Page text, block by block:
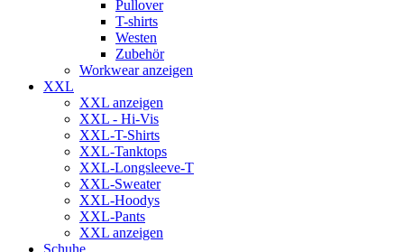
Pullover
T-shirts
Westen
Zubehör
Workwear anzeigen
XXL
XXL anzeigen
XXL - Hi-Vis
XXL-T-Shirts
XXL-Tanktops
XXL-Longsleeve-T
XXL-Sweater
XXL-Hoodys
XXL-Pants
XXL anzeigen
Schuhe